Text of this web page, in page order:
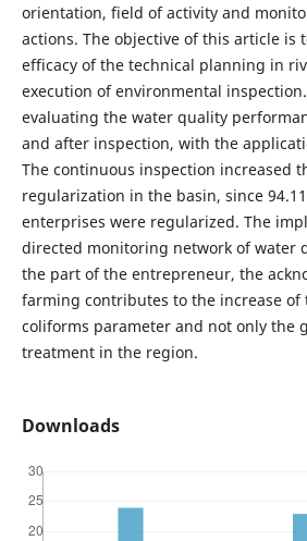
orientation, field of activity and
actions. The objective of this article is
efficacy of the technical planning in
execution of environmental
evaluating the water quality
and after inspection, with the
The continuous inspection increased
regularization in the basin, since
enterprises were regularized. The
directed monitoring network of water
the part of the entrepreneur, the
farming contributes to the increase
coliforms parameter and not only the
treatment in the region.
Downloads